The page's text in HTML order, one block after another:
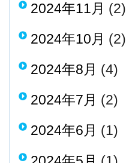
2024年11月 (2)
2024年10月 (2)
2024年8月 (4)
2024年7月 (2)
2024年6月 (1)